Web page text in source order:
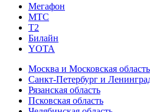
Мегафон
МТС
Т2
Билайн
YOTA
Москва и Московская область
Санкт-Петербург и
Рязанская область
Псковская область